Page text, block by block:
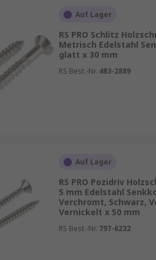
gewölbte Kopfform sinnvoll.
für feste Verbindungen,
Auf Lager
RS PRO Schlitz
Metrisch Edelstahl
glatt x 30 mm
RS Best.-Nr. 483-2889
Auf Lager
RS PRO Pozidriv
5 mm Edelstahl
Verchromt, Schwarz,
Vernickelt x 50 mm
RS Best.-Nr. 797-6232